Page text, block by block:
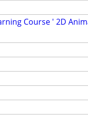
Course ' 2D